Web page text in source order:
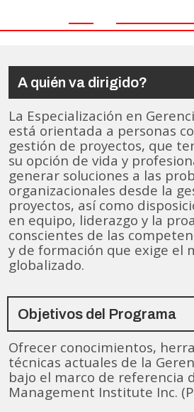
A quién va dirigido?
La Especialización en
está orientada a personas
gestión de proyectos, que
su opción de vida y
generar soluciones a las
organizacionales desde la
proyectos, así como
en equipo, liderazgo y la
conscientes de las
y de formación que exige el
globalizado.
Objetivos del Programa
Ofrecer conocimientos,
técnicas actuales de la
bajo el marco de referencia
Management Institute Inc.